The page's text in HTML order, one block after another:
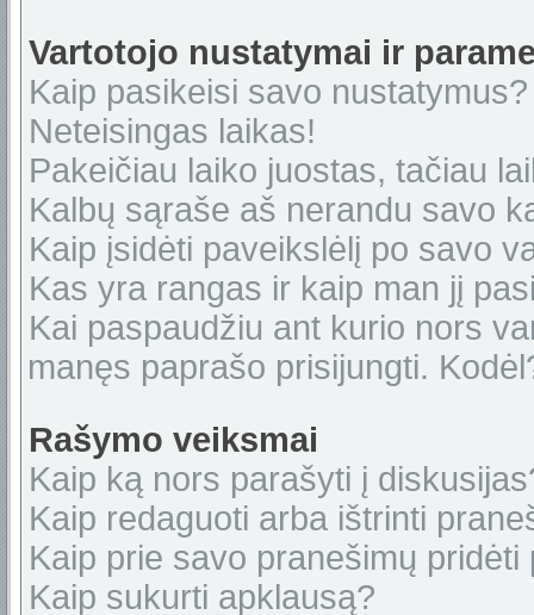
Vartotojo nustatymai ir
Kaip pasikeisi savo nustatymus?
Neteisingas laikas!
Pakeičiau laiko juostas, tačiau
Kalbų sąraše aš nerandu savo
Kaip įsidėti paveikslėlį po savo
Kas yra rangas ir kaip man jį
Kai paspaudžiu ant kurio nors
manęs paprašo prisijungti.
Rašymo veiksmai
Kaip ką nors parašyti į
Kaip redaguoti arba ištrinti
Kaip prie savo pranešimų pridėti
Kaip sukurti apklausą?